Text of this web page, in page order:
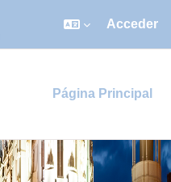
Acceder
Página Principal